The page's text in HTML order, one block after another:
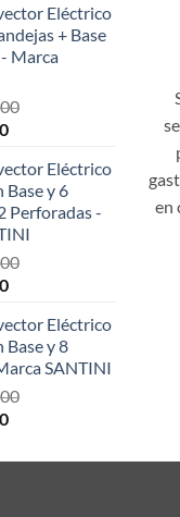
original
era:
$124.999,00.
actual
Eléctrico
+ Base
Marca
El
actual
es:
$942.748,20.
Eléctrico
Base y 6
Perforadas -
El
actual
es:
$942.456,60.
Eléctrico
Base y 8
SANTINI
El
actual
en